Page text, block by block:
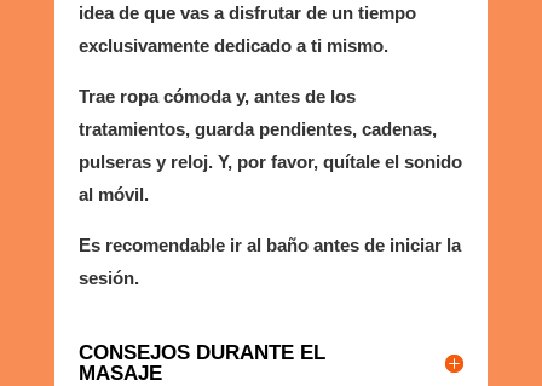
idea de que vas a disfrutar de un tiempo
exclusivamente dedicado a ti mismo.
Trae ropa cómoda y, antes de los
tratamientos, guarda pendientes, cadenas,
pulseras y reloj. Y, por favor, quítale el sonido
al móvil.
Es recomendable ir al baño antes de iniciar la
sesión.
CONSEJOS DURANTE EL
MASAJE